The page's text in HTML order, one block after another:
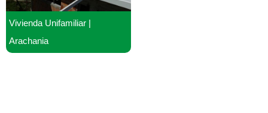
Vivienda Unifamiliar |
Arachania